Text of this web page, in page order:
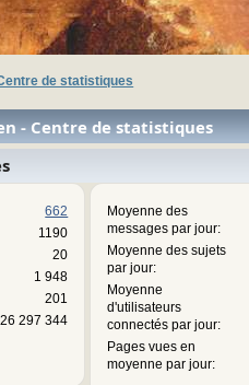
de statistiques
- Centre de statistiques
662
1190
20
1 948
201
26 297 344
Moyenne des
messages par jour:
Moyenne des sujets
par jour:
Moyenne
d'utilisateurs
connectés par jour:
Pages vues en
moyenne par jour: